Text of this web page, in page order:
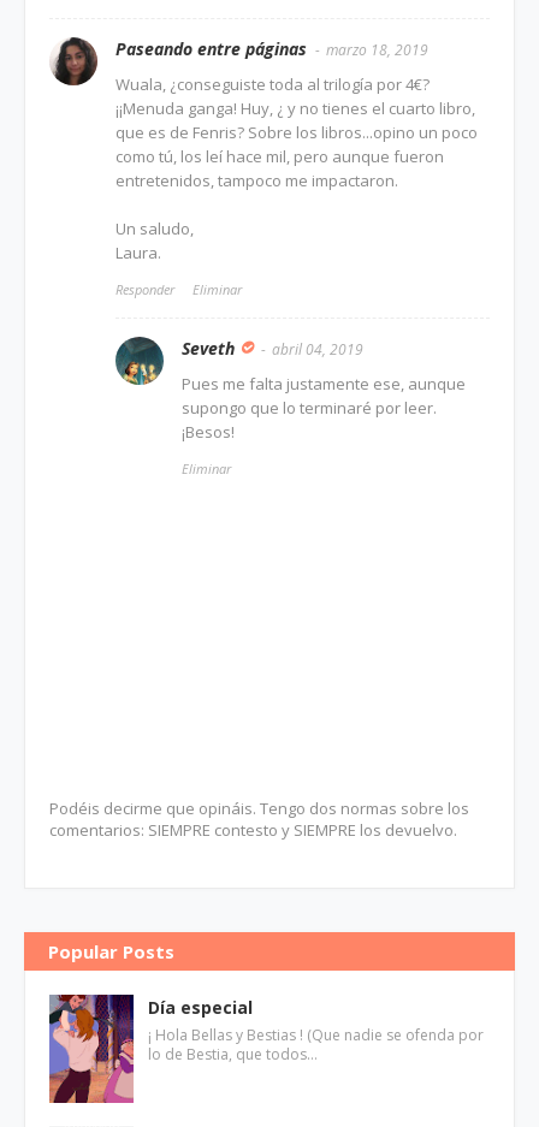
Paseando entre páginas marzo 18, 2019
Wuala, ¿conseguiste toda al trilogía por 4€?
¡¡Menuda ganga! Huy, ¿ y no tienes el cuarto libro,
que es de Fenris? Sobre los libros...opino un poco
como tú, los leí hace mil, pero aunque fueron
entretenidos, tampoco me impactaron.
Un saludo,
Laura.
Responder Eliminar
Seveth abril 04, 2019
Pues me falta justamente ese, aunque
supongo que lo terminaré por leer.
¡Besos!
Eliminar
Podéis decirme que opináis. Tengo dos normas sobre los
comentarios: SIEMPRE contesto y SIEMPRE los devuelvo.
Popular Posts
Día especial
¡ Hola Bellas y Bestias ! (Que nadie se ofenda por
lo de Bestia, que todos…